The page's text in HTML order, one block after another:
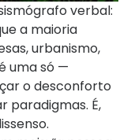
verbal:
a maioria
urbanismo,
uma só —
o desconforto
paradigmas. É,